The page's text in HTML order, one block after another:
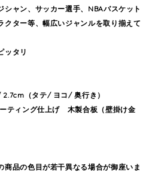
シャン、サッカー選手、NBAバスケット
クター等、幅広いジャンルを取り揃えて
ッタリ
（タテ/ ヨコ/ 奥行き）
ティング仕上げ 木製合板（壁掛け金
商品の色目が若干異なる場合が御座いま